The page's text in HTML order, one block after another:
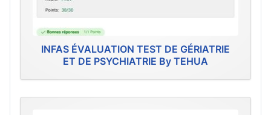
INFAS ÉVALUATION TEST DE GÉRIATRIE
ET DE PSYCHIATRIE By TEHUA